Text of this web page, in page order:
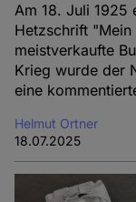
Am 18. Juli 1925
Hetzschrift
meistverkaufte
Krieg wurde der
eine
Helmut Ortner
18.07.2025